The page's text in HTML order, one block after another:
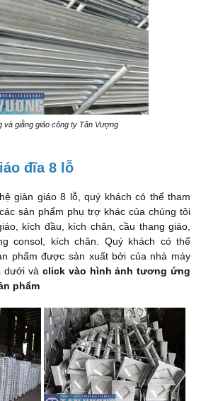
và giằng giáo công ty Tân Vượng
đĩa 8 lỗ
giàn giáo 8 lỗ, quý khách có thể tham
sản phẩm phụ trợ khác của chúng tôi
kích đầu, kích chân, cầu thang giáo,
consol, kích chân. Quý khách có thể
phẩm được sản xuất bởi của nhà máy
dưới và click vào hình ảnh tương ứng
phẩm